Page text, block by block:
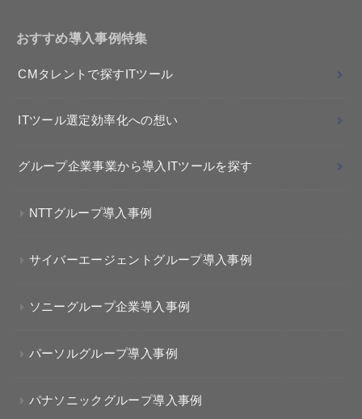
おすすめ導入事例特集
CMタレントで探すITツール
ITツール選定効率化への想い
グループ企業事業から導入ITツールを探す
NTTグループ導入事例
サイバーエージェントグループ導入事例
ソニーグループ企業導入事例
パーソルグループ導入事例
パナソニックグループ導入事例